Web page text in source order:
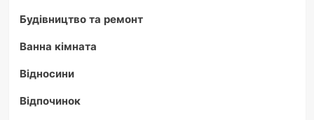
Будівництво та ремонт
Ванна кімната
Відносини
Відпочинок